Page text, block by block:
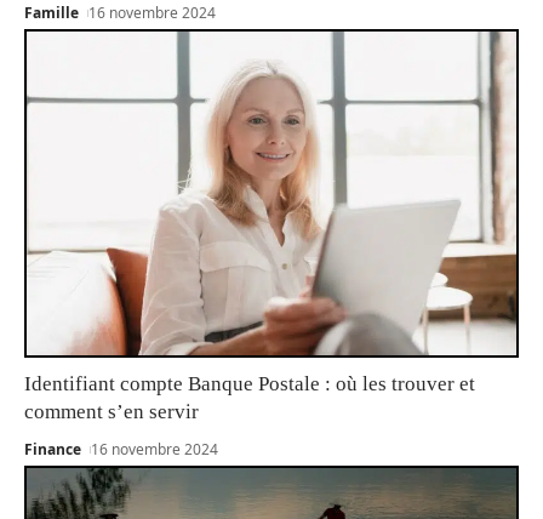
Famille 16 novembre 2024
Identifiant compte Banque Postale : où les trouver et
comment s’en servir
Finance 16 novembre 2024